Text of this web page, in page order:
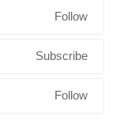
Follow
Subscribe
Follow